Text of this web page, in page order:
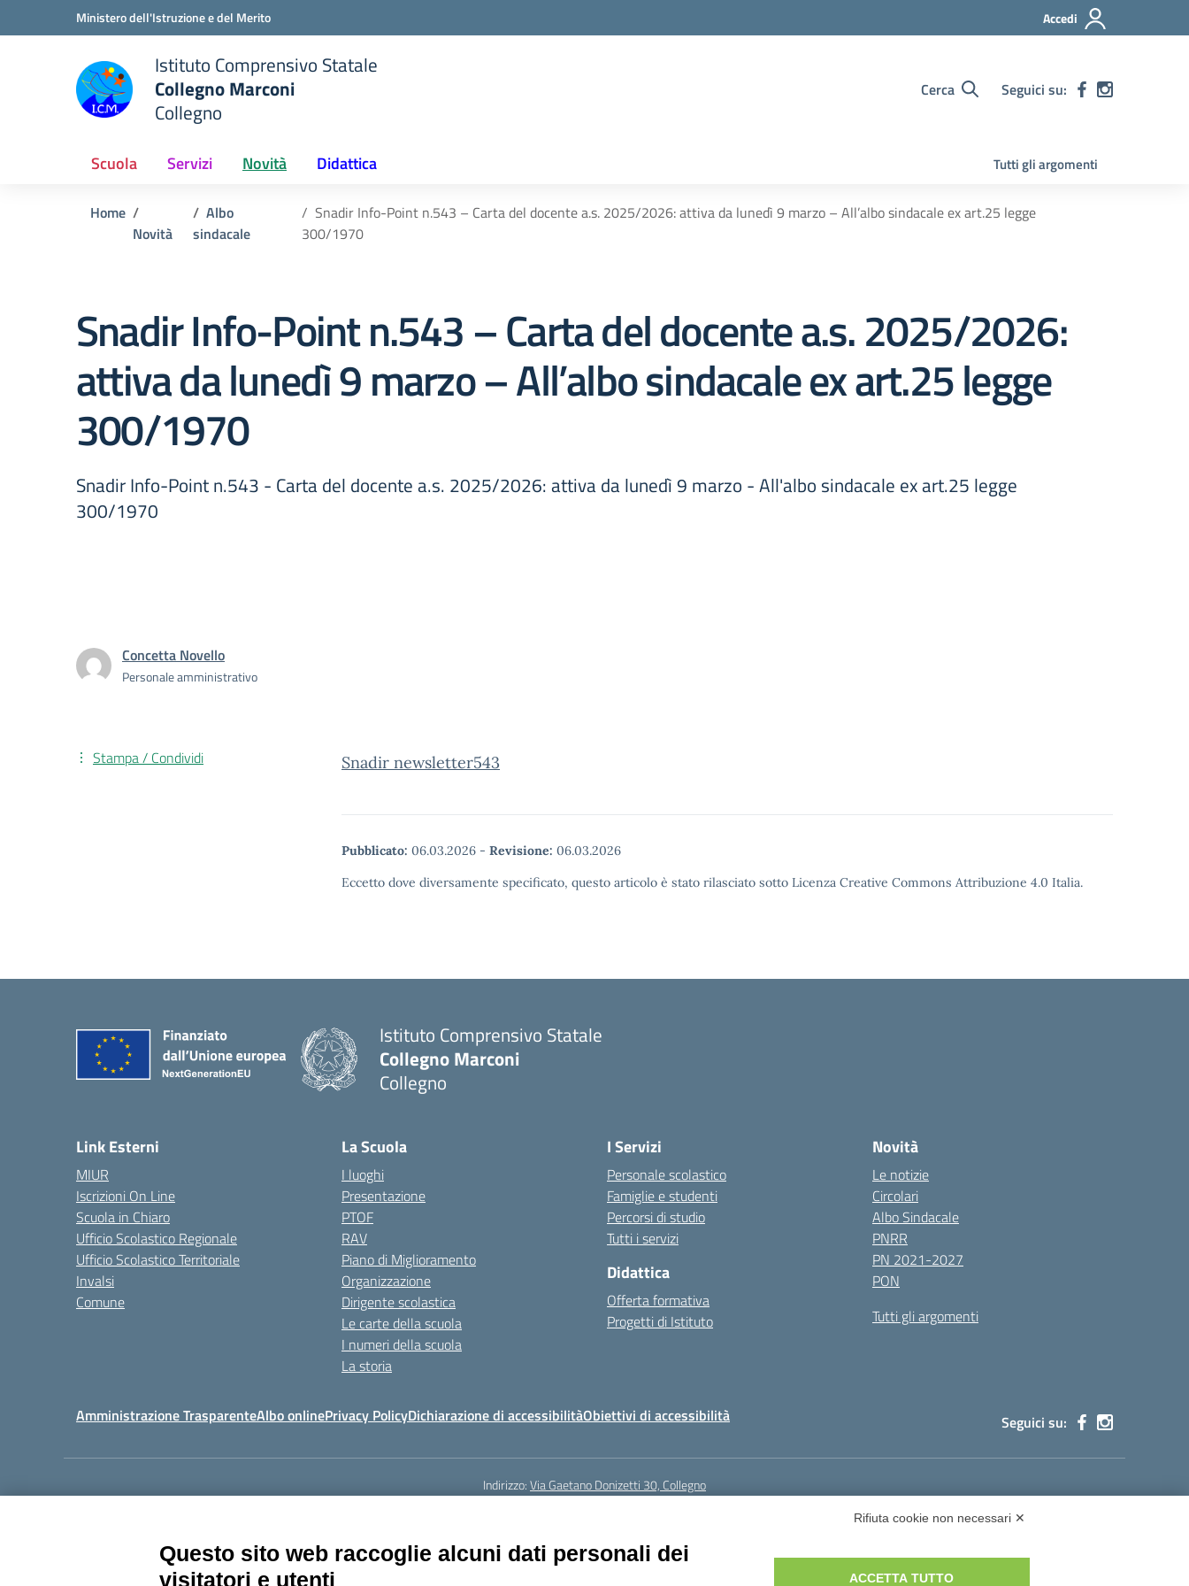
Vai ai contenuti
Vai al menu di navigazioneMinistero dell'Istruzione e del Merito Accedi
Istituto Comprensivo Statale
Collegno Marconi
Collegno
Cerca Seguici su:
Scuola Servizi Novità Didattica Tutti gli argomenti
Home
Novità
Albo
sindacale
Snadir Info-Point n.543 – Carta del docente a.s. 2025/2026: attiva da lunedì 9 marzo – All’albo sindacale ex art.25 legge
300/1970
Snadir Info-Point n.543 – Carta del docente a.s. 2025/2026:
attiva da lunedì 9 marzo – All’albo sindacale ex art.25 legge
300/1970
Snadir Info-Point n.543 - Carta del docente a.s. 2025/2026: attiva da lunedì 9 marzo - All'albo sindacale ex art.25 legge
300/1970
Concetta Novello
Personale amministrativo
Snadir newsletter543
Pubblicato: 06.03.2026 - Revisione: 06.03.2026
Eccetto dove diversamente specificato, questo articolo è stato rilasciato sotto Licenza Creative Commons Attribuzione 4.0 Italia.
Stampa / Condividi
Istituto Comprensivo Statale
Collegno Marconi
Collegno
Link Esterni
MIUR
Iscrizioni On Line
Scuola in Chiaro
Ufficio Scolastico Regionale
Ufficio Scolastico Territoriale
Invalsi
Comune
La Scuola
I luoghi
Presentazione
PTOF
RAV
Piano di Miglioramento
Organizzazione
Dirigente scolastica
Le carte della scuola
I numeri della scuola
La storia
I Servizi
Personale scolastico
Famiglie e studenti
Percorsi di studio
Tutti i servizi
Didattica
Offerta formativa
Progetti di Istituto
Novità
Le notizie
Circolari
Albo Sindacale
PNRR
PN 2021-2027
PON
Tutti gli argomenti
Amministrazione TrasparenteAlbo onlinePrivacy PolicyDichiarazione di accessibilitàObiettivi di accessibilità Seguici su:
Indirizzo:Via Gaetano Donizetti 30, Collegno
Codice meccanografico:toic8cg002
Rifiuta cookie non necessari ✕
Questo sito web raccoglie alcuni dati personali dei
visitatori e utenti
ACCETTA TUTTO